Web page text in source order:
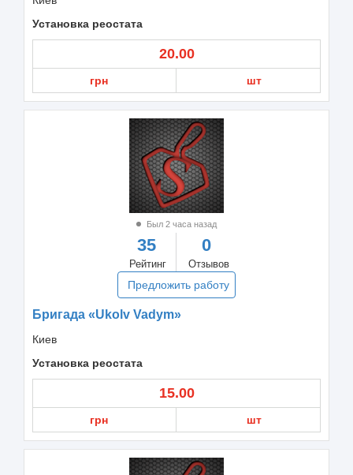
Установка реостата
20.00
грн шт
Был 2 часа назад
35
Рейтинг
0
Отзывов
Предложить работу
Бригада «Ukolv Vadym»
Киев
Установка реостата
15.00
грн шт